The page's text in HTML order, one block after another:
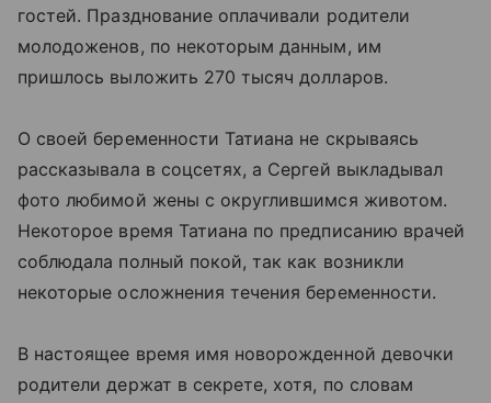
гостей. Празднование оплачивали родители
молодоженов, по некоторым данным, им
пришлось выложить 270 тысяч долларов.
О своей беременности Татиана не скрываясь
рассказывала в соцсетях, а Сергей выкладывал
фото любимой жены с округлившимся животом.
Некоторое время Татиана по предписанию врачей
соблюдала полный покой, так как возникли
некоторые осложнения течения беременности.
В настоящее время имя новорожденной девочки
родители держат в секрете, хотя, по словам